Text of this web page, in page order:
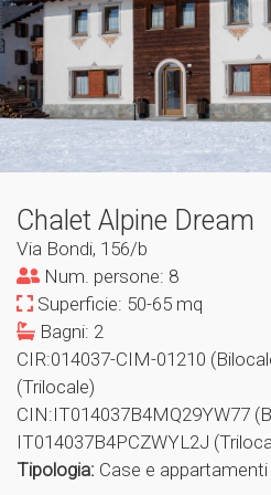
Chalet Alpine Dream
Via Bondi, 156/b
Num. persone: 8
Superficie: 50-65 mq
Bagni: 2
CIR:014037-CIM-01210
(Trilocale)
CIN:IT014037B4MQ29YW77
IT014037B4PCZWYL2J
Tipologia: Case e